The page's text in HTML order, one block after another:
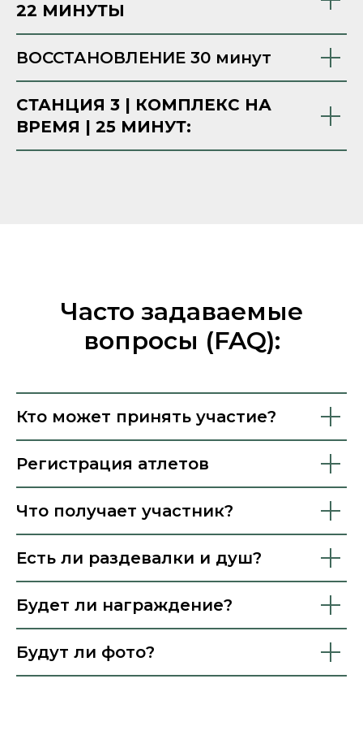
22 МИНУТЫ
ВОССТАНОВЛЕНИЕ 30 минут
СТАНЦИЯ 3 | КОМПЛЕКС НА
ВРЕМЯ | 25 МИНУТ:
Часто задаваемые
вопросы (FAQ):
Кто может принять участие?
Регистрация атлетов
Что получает участник?
Есть ли раздевалки и душ?
Будет ли награждение?
Будут ли фото?